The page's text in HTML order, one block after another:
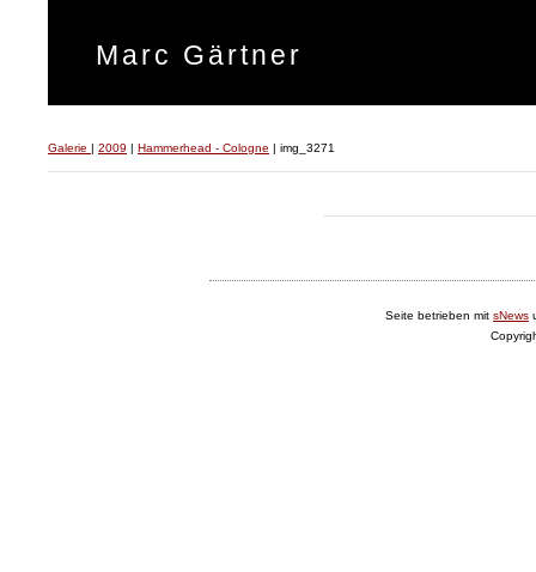
Marc Gärtner
Galerie | 2009 | Hammerhead - Cologne | img_3271
Seite betrieben mit sNews